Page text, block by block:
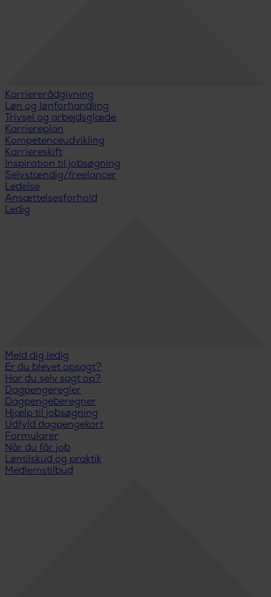
Karriererådgivning
Løn og lønforhandling
Trivsel og arbejdsglæde
Karriereplan
Kompetenceudvikling
Karriereskift
Inspiration til jobsøgning
Selvstændig/freelancer
Ledelse
Ansættelsesforhold
Ledig
Meld dig ledig
Er du blevet opsagt?
Har du selv sagt op?
Dagpengeregler
Dagpengeberegner
Hjælp til jobsøgning
Udfyld dagpengekort
Formularer
Når du får job
Løntilskud og praktik
Medlemstilbud